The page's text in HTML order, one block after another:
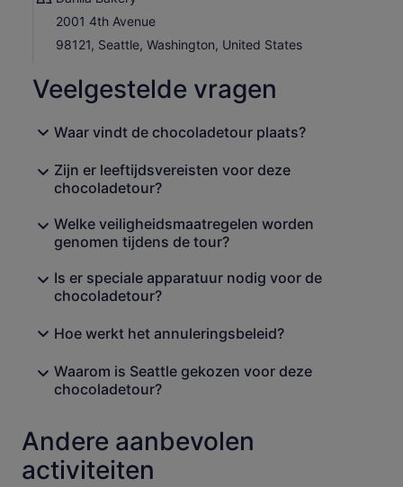
2001 4th Avenue
98121, Seattle, Washington, United States
Veelgestelde vragen
Waar vindt de chocoladetour plaats?
Zijn er leeftijdsvereisten voor deze
chocoladetour?
Welke veiligheidsmaatregelen worden
genomen tijdens de tour?
Is er speciale apparatuur nodig voor de
chocoladetour?
Hoe werkt het annuleringsbeleid?
Waarom is Seattle gekozen voor deze
chocoladetour?
Andere aanbevolen
activiteiten